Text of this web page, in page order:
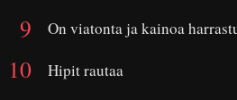
On viatonta ja kainoa
Hipit rautaa